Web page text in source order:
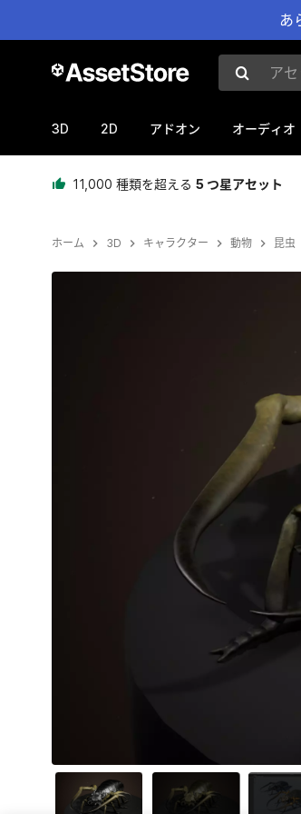
あ
アセット
3D 2D アドオン オーディオ
11,000 種類を超える 5 つ星アセット
ホーム 3D キャラクター 動物 昆虫